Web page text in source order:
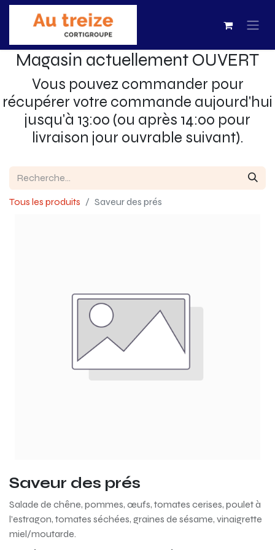
Magasin actuellement OUVERT
Vous pouvez commander pour
récupérer votre commande aujourd'hui
jusqu'à 13:00 (ou après 14:00 pour
livraison jour ouvrable suivant).
Tous les produits Saveur des prés
Saveur des prés
Salade de chêne, pommes, œufs, tomates cerises, poulet à
l’estragon, tomates séchées, graines de sésame, vinaigrette
miel/moutarde.